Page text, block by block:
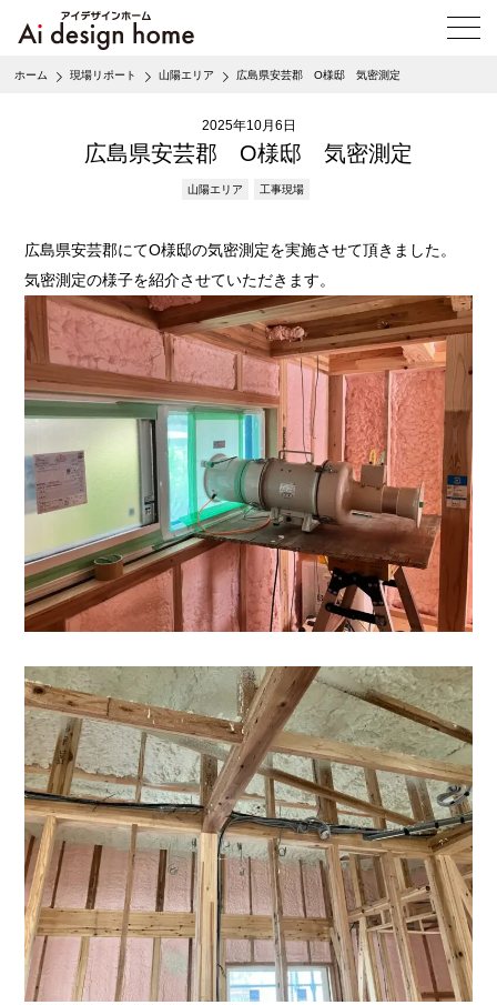
メ
ニ
ホーム 現場リポート 山陽エリア 広島県安芸郡 O様邸 気密測定
2025年10月6日
広島県安芸郡 O様邸 気密測定
山陽エリア 工事現場
広島県安芸郡にてO様邸の気密測定を実施させて頂きました。
気密測定の様子を紹介させていただきます。